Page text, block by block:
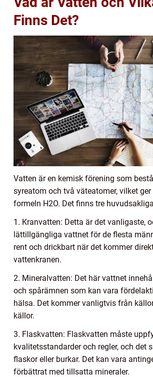
Finns Det?
Vatten är en kemisk förening som
syreatom och två väteatomer, vilket
formeln H2O. Det finns tre
1. Kranvatten: Detta är det vanligaste,
lättillgängliga vattnet för de flesta
rent och drickbart när det kommer
vattenkranen.
2. Mineralvatten: Det här vattnet
och spårämnen som kan vara
hälsa. Det kommer vanligtvis från
källor.
3. Flaskvatten: Flaskvatten måste
kvalitetsstandarder och regler, och det
flaskor eller burkar. Det kan vara
förbättrat med tillsatta mineraler.